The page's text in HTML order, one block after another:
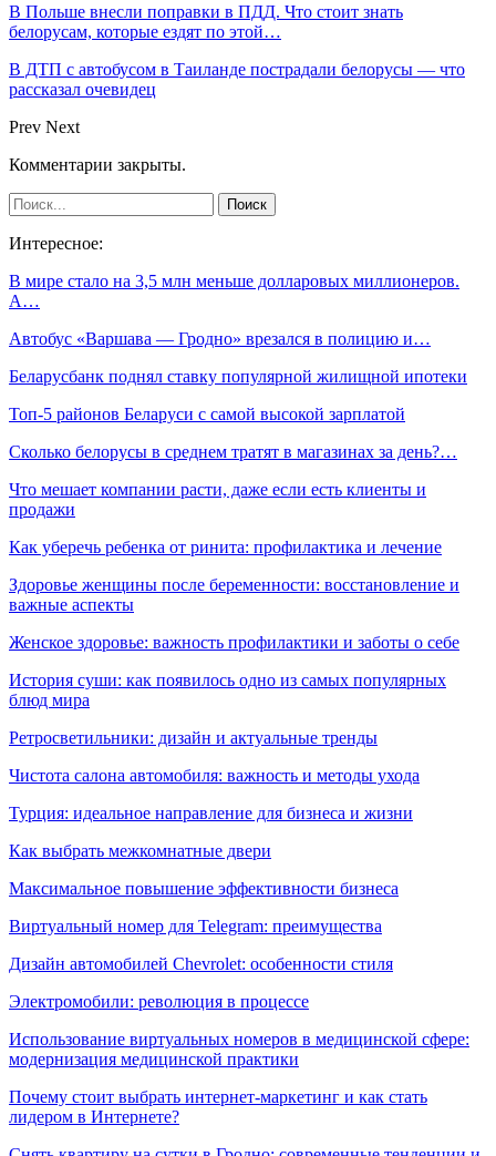
В Польше внесли поправки в ПДД. Что стоит знать
белорусам, которые ездят по этой…
В ДТП с автобусом в Таиланде пострадали белорусы — что
рассказал очевидец
Prev Next
Комментарии закрыты.
Интересное:
В мире стало на 3,5 млн меньше долларовых миллионеров.
А…
Автобус «Варшава — Гродно» врезался в полицию и…
Беларусбанк поднял ставку популярной жилищной ипотеки
Топ-5 районов Беларуси с самой высокой зарплатой
Сколько белорусы в среднем тратят в магазинах за день?…
Что мешает компании расти, даже если есть клиенты и
продажи
Как уберечь ребенка от ринита: профилактика и лечение
Здоровье женщины после беременности: восстановление и
важные аспекты
Женское здоровье: важность профилактики и заботы о себе
История суши: как появилось одно из самых популярных
блюд мира
Ретросветильники: дизайн и актуальные тренды
Чистота салона автомобиля: важность и методы ухода
Турция: идеальное направление для бизнеса и жизни
Как выбрать межкомнатные двери
Максимальное повышение эффективности бизнеса
Виртуальный номер для Telegram: преимущества
Дизайн автомобилей Chevrolet: особенности стиля
Электромобили: революция в процессе
Использование виртуальных номеров в медицинской сфере:
модернизация медицинской практики
Почему стоит выбрать интернет-маркетинг и как стать
лидером в Интернете?